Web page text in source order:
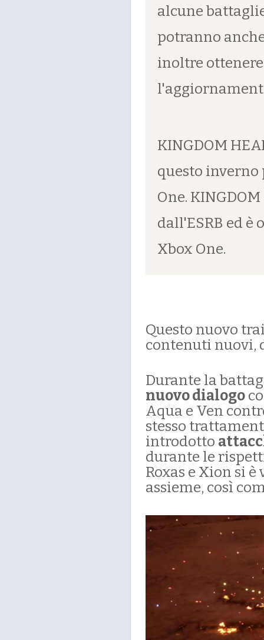
alcune
potranno
inoltre
KINGDOM
questo inverno
One.
dall'ESRB ed
Xbox One.
Questo nuovo
contenuti nuovi,
Durante la
nuovo dialogo
Aqua e Ven
stesso
introdotto
durante le
Roxas e Xion si
assieme, così